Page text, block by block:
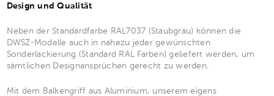
Design und Qualität
Neben der Standardfarbe RAL7037 (Staubgrau) können die
DWSZ-Modelle auch in nahezu jeder gewünschten
Sonderlackierung (Standard RAL Farben) geliefert werden, um
sämtlichen Designansprüchen gerecht zu werden.
Mit dem Balkengriff aus Aluminium, unserem eigens